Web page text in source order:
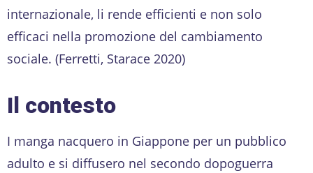
internazionale, li rende efficienti e non solo
efficaci nella promozione del cambiamento
sociale. (Ferretti, Starace 2020)
Il contesto
I manga nacquero in Giappone per un pubblico
adulto e si diffusero nel secondo dopoguerra